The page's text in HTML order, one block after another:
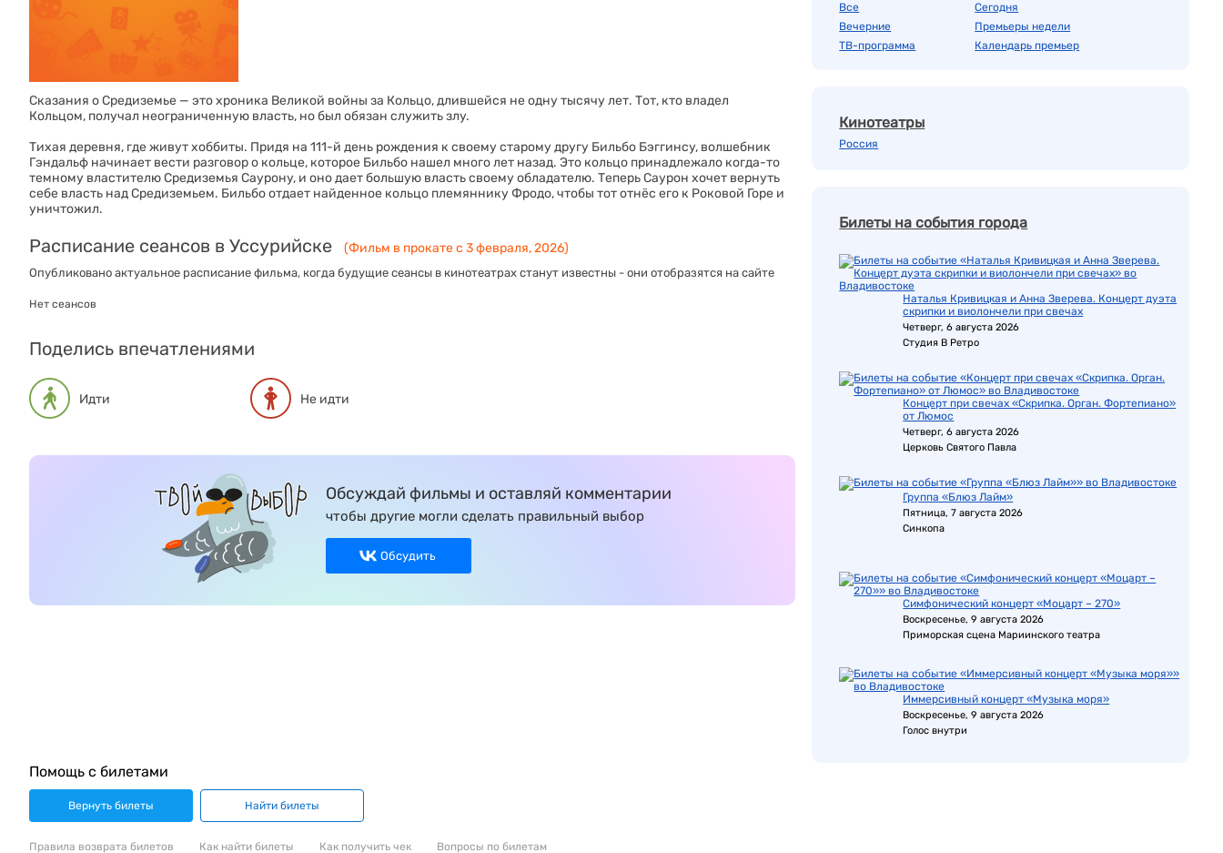
Сказания о Средиземье — это хроника Великой войны за Кольцо, длившейся не одну тысячу лет. Тот, кто владел
Кольцом, получал неограниченную власть, но был обязан служить злу.
Тихая деревня, где живут хоббиты. Придя на 111-й день рождения к своему старому другу Бильбо Бэггинсу, волшебник
Гэндальф начинает вести разговор о кольце, которое Бильбо нашел много лет назад. Это кольцо принадлежало когда-то
темному властителю Средиземья Саурону, и оно дает большую власть своему обладателю. Теперь Саурон хочет вернуть
себе власть над Средиземьем. Бильбо отдает найденное кольцо племяннику Фродо, чтобы тот отнёс его к Роковой Горе и
уничтожил.
Расписание сеансов в Уссурийске (Фильм в прокате с 3 февраля, 2026)
Опубликовано актуальное расписание фильма, когда будущие сеансы в кинотеатрах станут известны - они отобразятся на сайте
Нет сеансов
Поделись впечатлениями
Идти Не идти
Обсуждай фильмы и оставляй комментарии
чтобы другие могли сделать правильный выбор
Обсудить
Все
Вечерние
ТВ-программа
Сегодня
Премьеры недели
Календарь премьер
Кинотеатры
Россия
Билеты на события города
Наталья Кривицкая и Анна Зверева. Концерт дуэта
скрипки и виолончели при свечах
Четверг, 6 августа 2026
Студия В Ретро
Концерт при свечах «Скрипка. Орган. Фортепиано»
от Люмос
Четверг, 6 августа 2026
Церковь Святого Павла
Группа «Блюз Лайм»
Пятница, 7 августа 2026
Синкопа
Симфонический концерт «Моцарт – 270»
Воскресенье, 9 августа 2026
Приморская сцена Мариинского театра
Иммерсивный концерт «Музыка моря»
Воскресенье, 9 августа 2026
Голос внутри
Помощь с билетами
Вернуть билеты Найти билеты
Правила возврата билетов Как найти билеты Как получить чек Вопросы по билетам